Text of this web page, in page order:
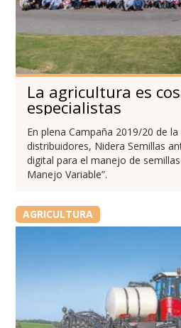
La agricultura es
especialistas
En plena Campaña 2019/20 de
distribuidores, Nidera Semillas
digital para el manejo de
Manejo Variable”.
AGRICULTURA